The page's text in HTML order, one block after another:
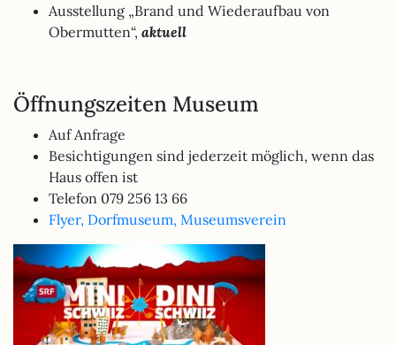
Ausstellung „Brand und Wiederaufbau von
Obermutten“, aktuell
Öffnungszeiten Museum
Auf Anfrage
Besichtigungen sind jederzeit möglich, wenn das
Haus offen ist
Telefon 079 256 13 66
Flyer, Dorfmuseum, Museumsverein